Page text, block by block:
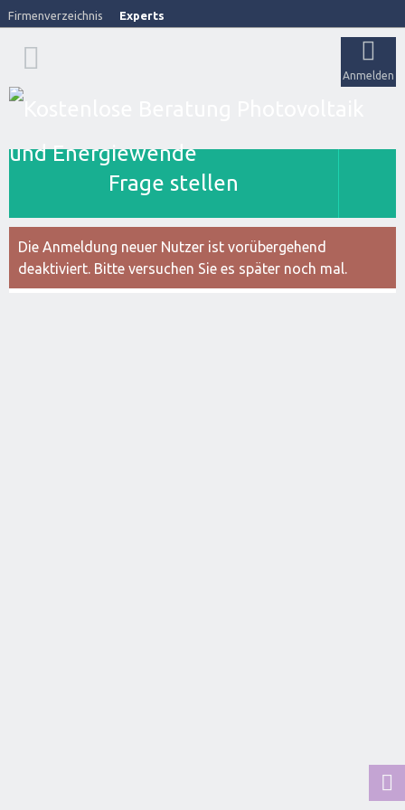
Firmenverzeichnis Experts
Anmelden
Frage stellen
Die Anmeldung neuer Nutzer ist vorübergehend
deaktiviert. Bitte versuchen Sie es später noch mal.